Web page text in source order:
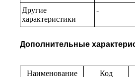
Другие
характеристики
-
Дополнительные
Наименование
Код